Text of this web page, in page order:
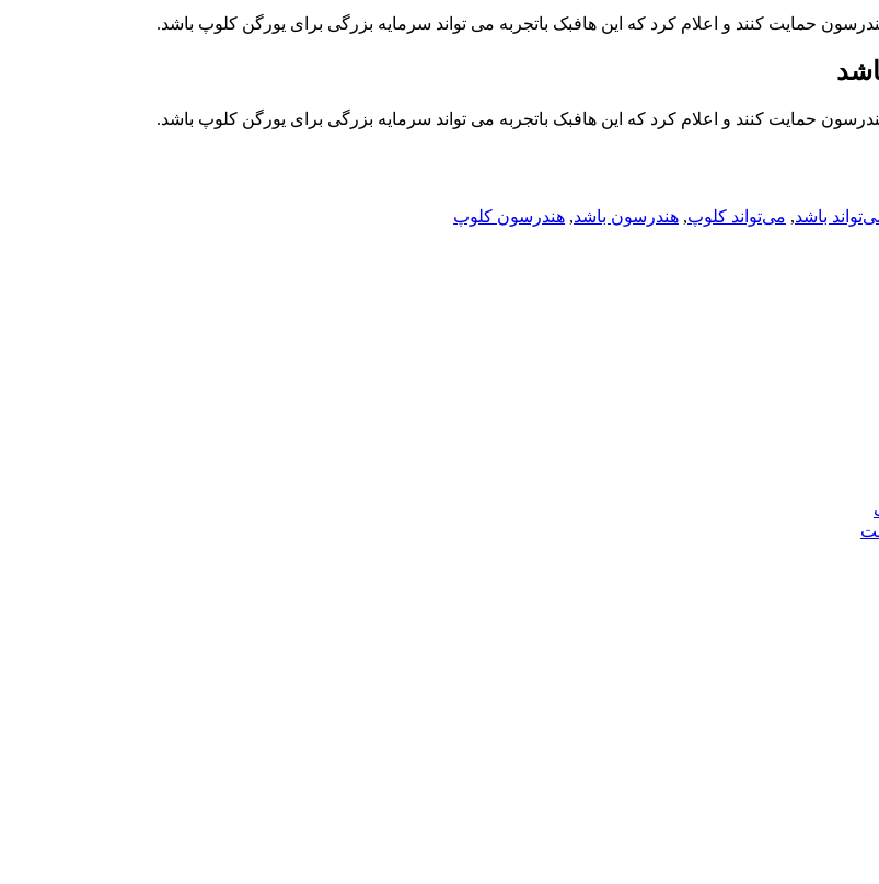
حمایت کنند و اعلام کرد که این هافبک باتجربه می تواند سرمایه بزرگی برای یورگن کلوپ باشد.
حمایت کنند و اعلام کرد که این هافبک باتجربه می تواند سرمایه بزرگی برای یورگن کلوپ باشد.
باشد, می‌تواند کلوپ, هندرسون باشد, هندرسون کلوپ